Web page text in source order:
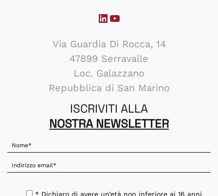
LinkedIn
YouTube
Via Guardia Di Rocca, 14
47899 Serravalle
Loc. Galazzano
Repubblica di San Marino
ISCRIVITI ALLA
NOSTRA NEWSLETTER
* Dichiaro di avere un’età non inferiore ai 16 anni